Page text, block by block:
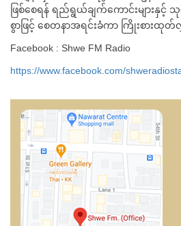
ဖြစ်စေရန် ရည်ရွယ်ချက်ကောင်းများနှ
စွာဖြင့် စေတနာအရင်းခံကာ ကြိုးစားထုတ်လွှ
Facebook : Shwe FM Radio
https://www.facebook.com/